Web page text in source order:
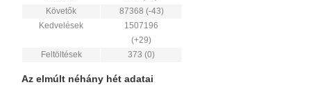
Követők
87368 (-43)
Kedvelések
1507196
(+29)
Feltöltések
373 (0)
Az elmúlt néhány hét adatai